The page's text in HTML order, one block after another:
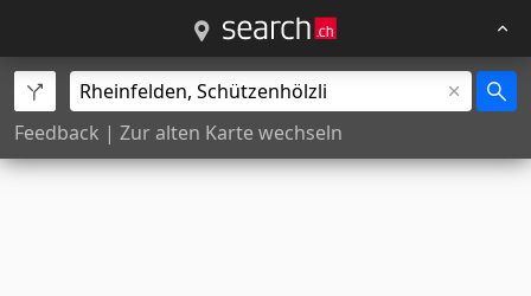
Feedback | Zur alten Karte wechseln